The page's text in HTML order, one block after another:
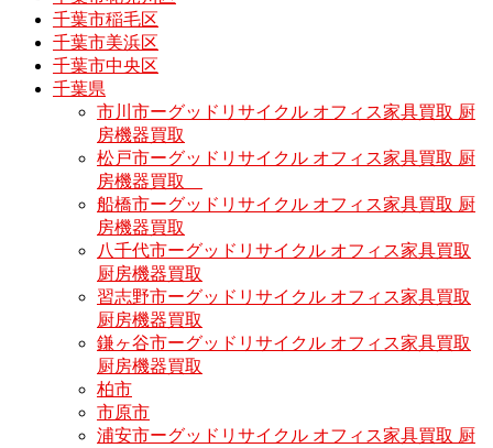
千葉市稲毛区
千葉市美浜区
千葉市中央区
千葉県
市川市ーグッドリサイクル オフィス家具買取 厨
房機器買取
松戸市ーグッドリサイクル オフィス家具買取 厨
房機器買取
船橋市ーグッドリサイクル オフィス家具買取 厨
房機器買取
八千代市ーグッドリサイクル オフィス家具買取
厨房機器買取
習志野市ーグッドリサイクル オフィス家具買取
厨房機器買取
鎌ヶ谷市ーグッドリサイクル オフィス家具買取
厨房機器買取
柏市
市原市
浦安市ーグッドリサイクル オフィス家具買取 厨